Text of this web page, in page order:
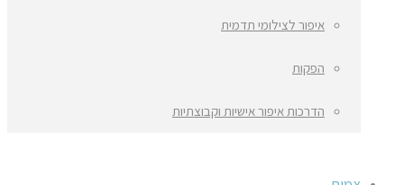
איפור לצילומי תדמית
הפקות
הדרכות איפור אישיות וקבוצתיות